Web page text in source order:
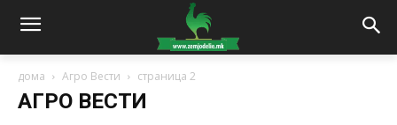
дома Агро Вести страница 2
АГРО ВЕСТИ